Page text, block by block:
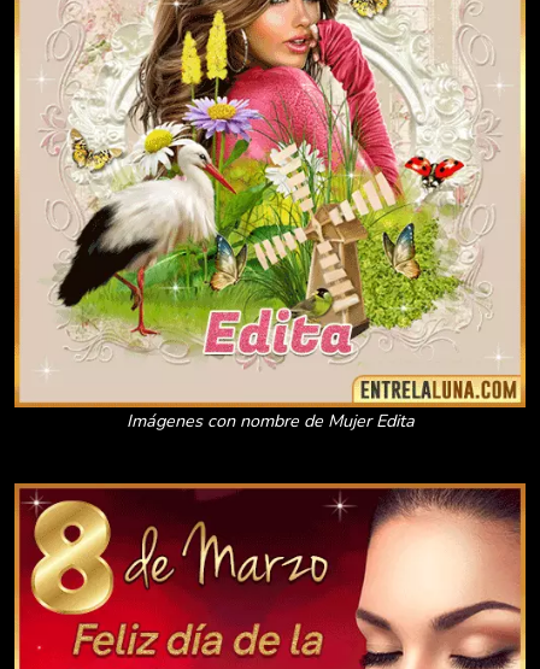
Imágenes con nombre de Mujer Edita